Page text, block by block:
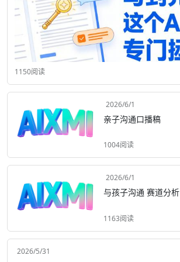
1150阅读
2026/6/1
亲子沟通口播稿
1004阅读
2026/6/1
与孩子沟通 赛道分析
1163阅读
2026/5/31